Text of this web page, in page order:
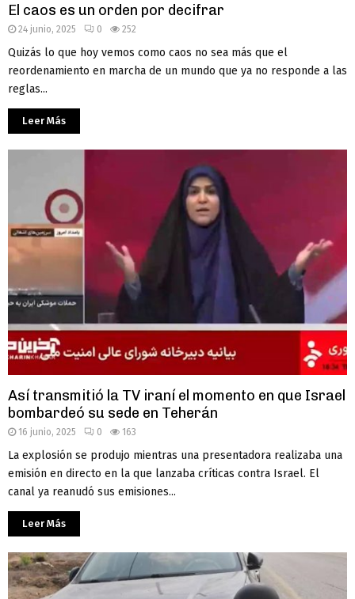
El caos es un orden por decifrar
24 junio, 2025 0 252
Quizás lo que hoy vemos como caos no sea más que el
reordenamiento en marcha de un mundo que ya no responde a las
reglas...
Leer Más
Así transmitió la TV iraní el momento en que Israel
bombardeó su sede en Teherán
16 junio, 2025 0 163
La explosión se produjo mientras una presentadora realizaba una
emisión en directo en la que lanzaba críticas contra Israel. El
canal ya reanudó sus emisiones...
Leer Más